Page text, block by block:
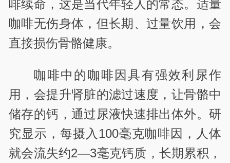
啡续命，这是当代年轻人的常态。适量
咖啡无伤身体，但长期、过量饮用，会
直接损伤骨骼健康。
咖啡中的咖啡因具有强效利尿作
用，会提升肾脏的滤过速度，让骨骼中
储存的钙，通过尿液快速排出体外。研
究显示，每摄入100毫克咖啡因，人体
就会流失约2—3毫克钙质，长期累积，